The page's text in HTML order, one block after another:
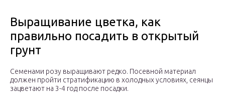
Выращивание цветка, как
правильно посадить в открытый
грунт
Семенами розу выращивают редко. Посевной материал
должен пройти стратификацию в холодных условиях, сеянцы
зацветают на 3-4 год после посадки.